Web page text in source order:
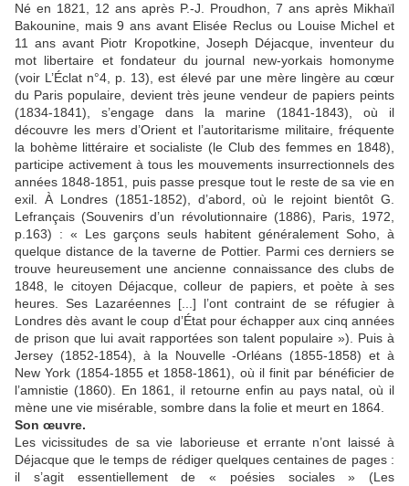
Né en 1821, 12 ans après P.-J. Proudhon, 7 ans après Mikhaïl
Bakounine, mais 9 ans avant Elisée Reclus ou Louise Michel et
11 ans avant Piotr Kropotkine, Joseph Déjacque, inventeur du
mot libertaire et fondateur du journal new-yorkais homonyme
(voir L’Éclat n°4, p. 13), est élevé par une mère lingère au cœur
du Paris populaire, devient très jeune vendeur de papiers peints
(1834-1841), s’engage dans la marine (1841-1843), où il
découvre les mers d’Orient et l’autoritarisme militaire, fréquente
la bohème littéraire et socialiste (le Club des femmes en 1848),
participe activement à tous les mouvements insurrectionnels des
années 1848-1851, puis passe presque tout le reste de sa vie en
exil. À Londres (1851-1852), d’abord, où le rejoint bientôt G.
Lefrançais (Souvenirs d’un révolutionnaire (1886), Paris, 1972,
p.163) : « Les garçons seuls habitent généralement Soho, à
quelque distance de la taverne de Pottier. Parmi ces derniers se
trouve heureusement une ancienne connaissance des clubs de
1848, le citoyen Déjacque, colleur de papiers, et poète à ses
heures. Ses Lazaréennes [...] l’ont contraint de se réfugier à
Londres dès avant le coup d’État pour échapper aux cinq années
de prison que lui avait rapportées son talent populaire »). Puis à
Jersey (1852-1854), à la Nouvelle -Orléans (1855-1858) et à
New York (1854-1855 et 1858-1861), où il finit par bénéficier de
l’amnistie (1860). En 1861, il retourne enfin au pays natal, où il
mène une vie misérable, sombre dans la folie et meurt en 1864.
Son œuvre.
Les vicissitudes de sa vie laborieuse et errante n’ont laissé à
Déjacque que le temps de rédiger quelques centaines de pages :
il s’agit essentiellement de « poésies sociales » (Les